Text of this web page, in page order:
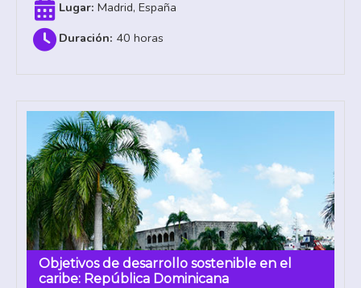
Madrid, España
40 horas
Objetivos de desarrollo sostenible en el
caribe: República Dominicana